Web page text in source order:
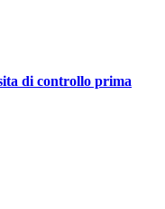
di controllo prima